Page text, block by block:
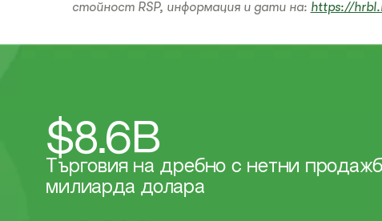
стойност RSP, информация и дати на: https://
$8.6B
Търговия на дребно с нетни
милиарда долара